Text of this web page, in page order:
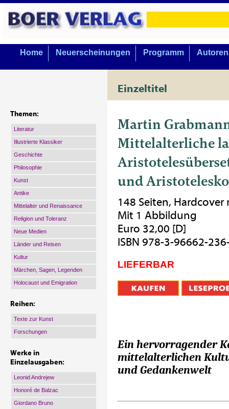
Home Neuerscheinungen Programm Autoren
Einzeltitel
Themen:
Literatur
Illustrierte Klassiker
Geschichte
Philosophie
Kunst
Antike
Mittelalter und Renaissance
Religion und Toleranz
Neue Medien
Länder und Reisen
Kultur
Märchen, Sagen, Legenden
Holocaust und Emigration
Reihen:
Texte zur Kunst
Forschungen
Werke in
Einzelausgaben:
Leonid Andrejew
Honoré de Balzac
Giordano Bruno
Martin
Mittelalterliche
und
148 Seiten,
Mit 1 Abbildung
Euro 32,00 [D]
ISBN 978-3-96662-
LIEFERBAR
Ein hervorragender
mittelalterlichen
und Gedankenwelt